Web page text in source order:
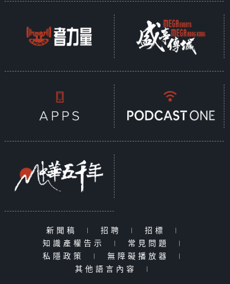
新聞稿 | 招聘 | 招標
|
知識產權告示
| 常見問題
|
私隱政策
| 無障礙播放器
|
其他語言內容
|